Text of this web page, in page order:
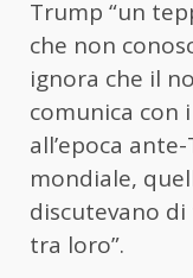
Trump “un
che non
ignora che il
comunica con
all’epoca
mondiale,
discutevano
tra loro”.